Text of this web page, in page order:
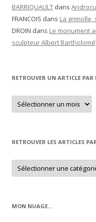
BARRIQUAULT dans
FRANCOIS dans La
DROIN dans Le monument
sculpteur Albert
RETROUVER UN ARTICLE PAR
Retrouver
un
article
RETROUVER LES ARTICLES
Retrouver
les
articles
MON NUAGE…